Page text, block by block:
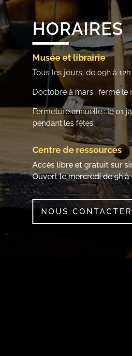
HORAIRES
Musée et librairie
Tous les jours, de 09h à
D’octobre à mars : fermé le
Fermeture annuelle : le 01
pendant les fêtes
Centre de ressources
Accès libre et gratuit sur
Ouvert le mercredi de 9h à
NOUS